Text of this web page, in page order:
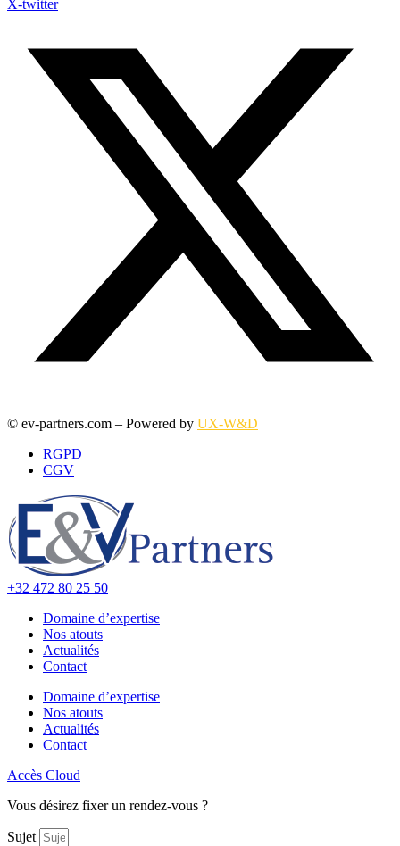
X-twitter
© ev-partners.com – Powered by UX-W&D
RGPD
CGV
+32 472 80 25 50
Domaine d’expertise
Nos atouts
Actualités
Contact
Domaine d’expertise
Nos atouts
Actualités
Contact
Accès Cloud
Vous désirez fixer un rendez-vous ?
Sujet